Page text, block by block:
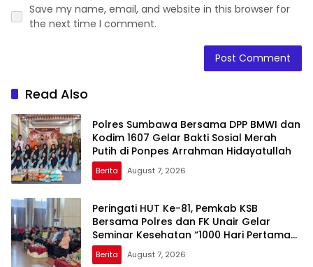
Save my name, email, and website in this browser for
the next time I comment.
Read Also
Polres Sumbawa Bersama DPP BMWI dan
Kodim 1607 Gelar Bakti Sosial Merah
Putih di Ponpes Arrahman Hidayatullah
Berita August 7, 2026
Peringati HUT Ke-81, Pemkab KSB
Bersama Polres dan FK Unair Gelar
Seminar Kesehatan “1000 Hari Pertama
Kehidupan”
Berita August 7, 2026